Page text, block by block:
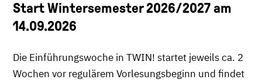
Start Wintersemester 2026/2027 am
14.09.2026
Die Einführungswoche in TWIN! startet jeweils ca. 2
Wochen vor regulärem Vorlesungsbeginn und findet